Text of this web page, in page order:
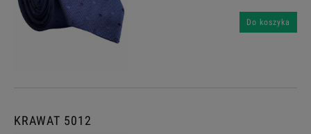
Do koszyka
KRAWAT 5012